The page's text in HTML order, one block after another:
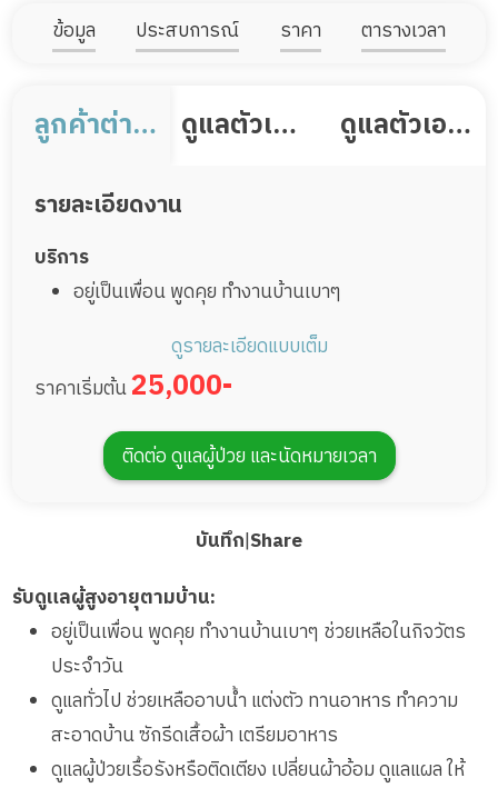
ข้อมูล ประสบการณ์ ราคา ตารางเวลา
ลูกค้าต่าง
ชาติ
ดูแลตัวเอง
ดูแลตัวเอง
รายละเอียดงาน
บริการ
อยู่เป็นเพื่อน พูดคุย ทำงานบ้านเบาๆ
ดูแลทั่วไป ช่วยเหลืออาบน้ำ แต่งตัว
ดูแลผู้ป่วยเรื้อรังหรือติดเตียง เปลี่ยนผ้าอ้อม ดูแล
แผล ให้อาหารทางสายยาง วัดสัญญาณชีพ
เคยมีประสบการณ์ดูแลผู้สูงอายุทั้งแบบอยู่เป็นเพื่อน
ดูรายละเอียดแบบเต็ม
ราคาเริ่มต้น25,000-
ติดต่อ ดูแลผู้ป่วย และนัดหมายเวลา
บันทึก|Share
รับดูแลผู้สูงอายุตามบ้าน:
อยู่เป็นเพื่อน พูดคุย ทำงานบ้านเบาๆ ช่วยเหลือในกิจวัตร
ประจำวัน
ดูแลทั่วไป ช่วยเหลืออาบน้ำ แต่งตัว ทานอาหาร ทำความ
สะอาดบ้าน ซักรีดเสื้อผ้า เตรียมอาหาร
ดูแลผู้ป่วยเรื้อรังหรือติดเตียง เปลี่ยนผ้าอ้อม ดูแลแผล ให้